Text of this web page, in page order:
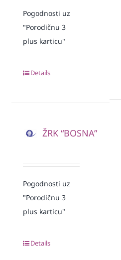
Pogodnosti uz
"Porodičnu 3
plus karticu"
Details
ŽRK “BOSNA”
Pogodnosti uz
"Porodičnu 3
plus karticu"
Details